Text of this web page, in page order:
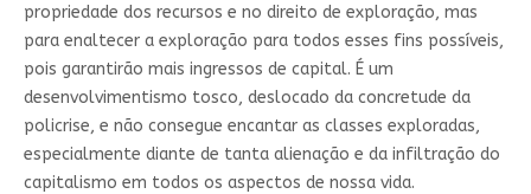
propriedade dos recursos e no direito de exploração, mas
para enaltecer a exploração para todos esses fins possíveis,
pois garantirão mais ingressos de capital. É um
desenvolvimentismo tosco, deslocado da concretude da
policrise, e não consegue encantar as classes exploradas,
especialmente diante de tanta alienação e da infiltração do
capitalismo em todos os aspectos de nossa vida.